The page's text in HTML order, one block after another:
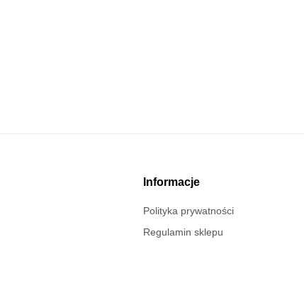
Informacje
Polityka prywatności
Regulamin sklepu